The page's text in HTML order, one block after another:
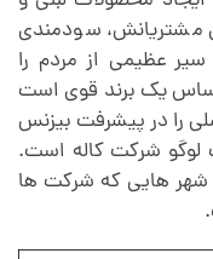
مشتریانش، سودمندی
عظیمی از مردم را
یک برند قوی است
را در پیشرفت بیزنس
لوگو شرکت کاله است.
شهر هایی که شرکت ها